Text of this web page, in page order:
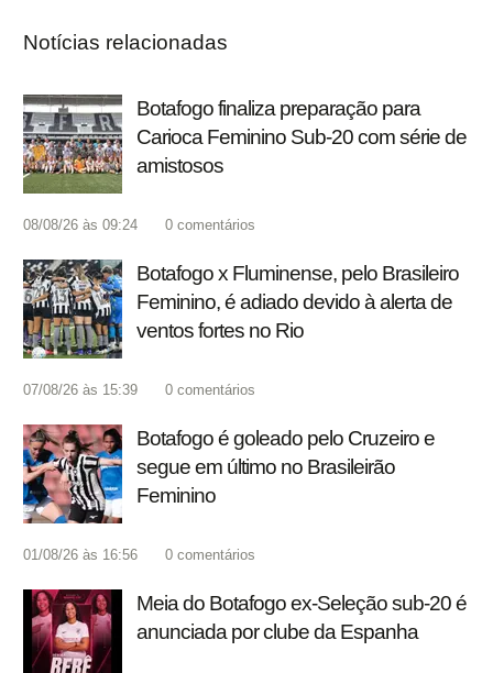
Notícias relacionadas
Botafogo finaliza preparação para
Carioca Feminino Sub-20 com série de
amistosos
08/08/26 às 09:24 0 comentários
Botafogo x Fluminense, pelo Brasileiro
Feminino, é adiado devido à alerta de
ventos fortes no Rio
07/08/26 às 15:39 0 comentários
Botafogo é goleado pelo Cruzeiro e
segue em último no Brasileirão
Feminino
01/08/26 às 16:56 0 comentários
Meia do Botafogo ex-Seleção sub-20 é
anunciada por clube da Espanha